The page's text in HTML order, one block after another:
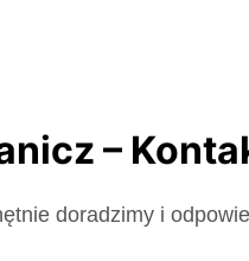
–
doradzimy i